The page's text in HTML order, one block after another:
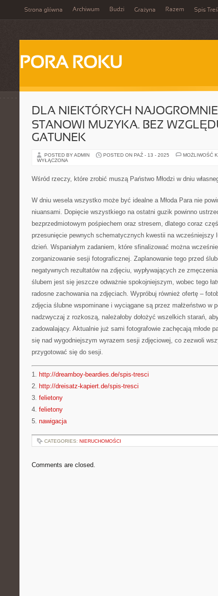
Strona główna Archiwum Budzi Grażyna Razem Spis
PORA ROKU
DLA NIEKTÓRYCH
STANOWI MUZYKA. BEZ
GATUNEK
POSTED BY ADMIN POSTED ON PAŹ - 13 - 2025
MOŻLIWOŚĆ
WYŁĄCZONA
Wśród rzeczy, które zrobić muszą Państwo Młodzi w dniu
W dniu wesela wszystko może być idealne a Młoda Para nie
niuansami. Dopięcie wszystkiego na ostatni guzik powinno
bezprzedmiotowym pośpiechem oraz stresem, dlatego coraz
przesunięcie pewnych schematycznych kwestii na wcześniejszy
dzień. Wspaniałym zadaniem, które sfinalizować można
zorganizowanie sesji fotograficznej. Zaplanowanie tego przed
negatywnych rezultatów na zdjęciu, wypływających ze
ślubem jest się jeszcze odważnie spokojniejszym, wobec tego
radosne zachowania na zdjęciach. Wypróbuj również ofertę –
zdjęcia ślubne wspominane i wyciągane są przez małżeństwo w
nadzwyczaj z rozkoszą, należałoby dołożyć wszelkich starań,
zadowalający. Aktualnie już sami fotografowie zachęcają młode
się nad wygodniejszym wyrazem sesji zdjęciowej, co zezwoli
przygotować się do sesji.
1. http://dreamboy-beardies.de/spis-tresci
2. http://dreisatz-kapiert.de/spis-tresci
3. felietony
4. felietony
5. nawigacja
CATEGORIES: NIERUCHOMOŚCI
Comments are closed.